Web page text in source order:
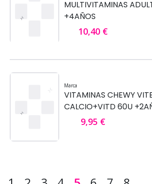
MULTIVITAMINAS
+4AÑOS
10,40 €
Marca
VITAMINAS CHEWY
CALCIO+VITD 60U
9,95 €